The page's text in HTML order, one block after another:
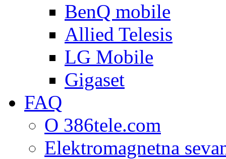
BenQ mobile
Allied Telesis
LG Mobile
Gigaset
FAQ
O 386tele.com
Elektromagnetna